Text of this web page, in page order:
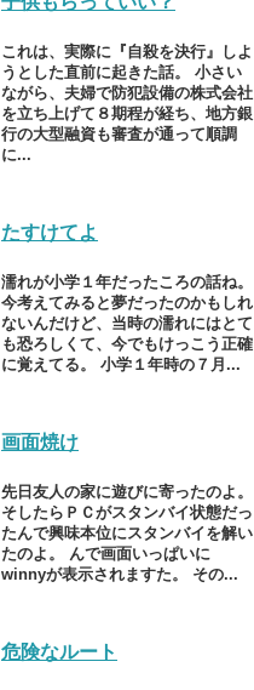
これは、実際に『自殺を決行』しよ
うとした直前に起きた話。 小さい
ながら、夫婦で防犯設備の株式会社
を立ち上げて８期程が経ち、地方銀
行の大型融資も審査が通って順調
に...
たすけてよ
濡れが小学１年だったころの話ね。
今考えてみると夢だったのかもしれ
ないんだけど、当時の濡れにはとて
も恐ろしくて、今でもけっこう正確
に覚えてる。 小学１年時の７月...
画面焼け
先日友人の家に遊びに寄ったのよ。
そしたらＰＣがスタンバイ状態だっ
たんで興味本位にスタンバイを解い
たのよ。 んで画面いっぱいに
winnyが表示されますた。 その...
危険なルート